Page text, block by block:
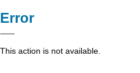
Error
This action is not available.